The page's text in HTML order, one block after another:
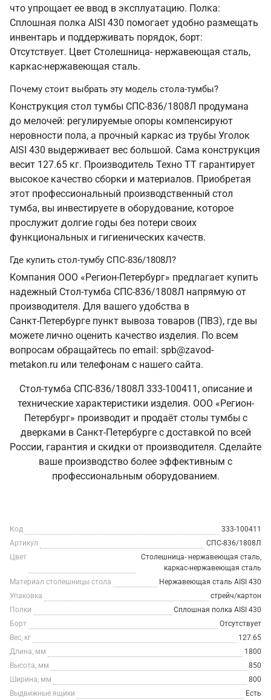
что упрощает ее ввод в эксплуатацию. Полка:
Сплошная полка AISI 430 помогает удобно размещать
инвентарь и поддерживать порядок, борт:
Отсутствует. Цвет Столешница- нержавеющая сталь,
каркас-нержавеющая сталь.
Почему стоит выбрать эту модель стола-тумбы?
Конструкция стол тумбы СПС-836/1808Л продумана
до мелочей: регулируемые опоры компенсируют
неровности пола, а прочный каркас из трубы Уголок
AISI 430 выдерживает вес большой. Сама конструкция
весит 127.65 кг. Производитель Техно ТТ гарантирует
высокое качество сборки и материалов. Приобретая
этот профессиональный производственный стол
тумба, вы инвестируете в оборудование, которое
прослужит долгие годы без потери своих
функциональных и гигиенических качеств.
Где купить стол-тумбу СПС-836/1808Л?
Компания ООО «Регион-Петербург» предлагает купить
надежный Стол-тумба СПС-836/1808Л напрямую от
производителя. Для вашего удобства в
Санкт‑Петербурге пункт вывоза товаров (ПВЗ), где вы
можете лично оценить качество изделия. По всем
вопросам обращайтесь по email: spb@zavod-
metakon.ru или телефонам с нашего сайта.
Стол-тумба СПС-836/1808Л 333-100411, описание и
технические характеристики изделия. ООО «Регион-
Петербург» производит и продаёт столы тумбы с
дверками в Санкт‑Петербурге с доставкой по всей
России, гарантия и скидки от производителя. Сделайте
ваше производство более эффективным с
профессиональным оборудованием.
Код
333-100411
Артикул
СПС-836/1808Л
Цвет
Столешница- нержавеющая сталь,
каркас-нержавеющая сталь
Материал столешницы стола
Нержавеющая сталь AISI 430
Упаковка
стрейч/картон
Полки
Сплошная полка AISI 430
Борт
Отсутствует
Вес, кг
127.65
Длина, мм
1800
Высота, мм
850
Ширина, мм
800
Выдвижные ящики
Есть